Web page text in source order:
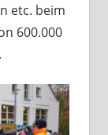
etc. beim
600.000